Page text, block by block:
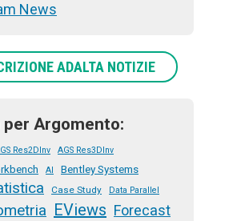
News
ADALTA NOTIZIE
per Argomento:
Res2DInv AGS Res3DInv
AI Bentley Systems
Case Study Data Parallel
EViews Forecast